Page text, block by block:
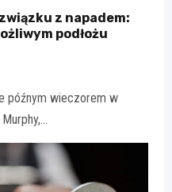
z napadem:
podłożu
późnym wieczorem w